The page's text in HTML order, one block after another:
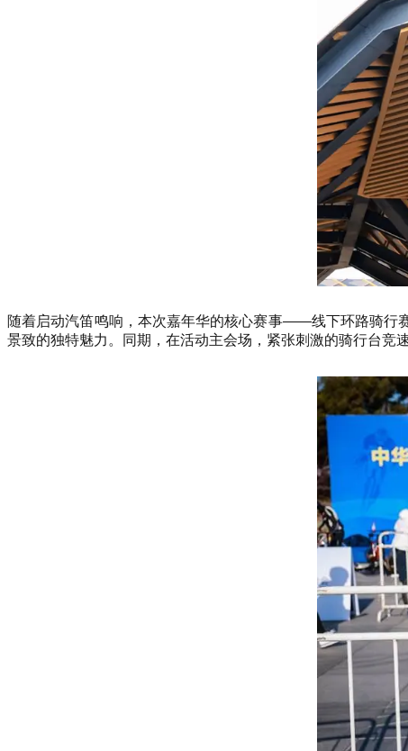
随着启动汽笛鸣响，本次嘉年华的核心赛事——线下环路骑行
景致的独特魅力。同期，在活动主会场，紧张刺激的骑行台竞